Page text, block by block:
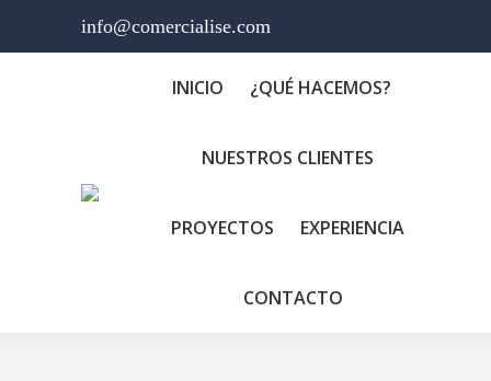
info@comercialise.com
INICIO ¿QUÉ HACEMOS?
NUESTROS CLIENTES
PROYECTOS EXPERIENCIA
CONTACTO